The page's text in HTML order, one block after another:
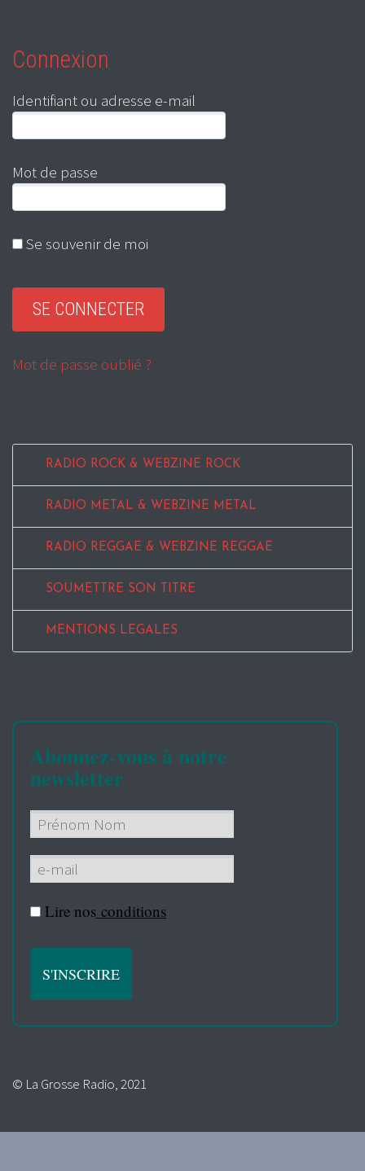
Connexion
Identifiant ou adresse e-mail
Mot de passe
Se souvenir de moi
Mot de passe oublié ?
RADIO ROCK & WEBZINE ROCK
RADIO METAL & WEBZINE METAL
RADIO REGGAE & WEBZINE REGGAE
SOUMETTRE SON TITRE
MENTIONS LEGALES
Abonnez-vous à notre
newsletter
Lire nos conditions
© La Grosse Radio, 2021